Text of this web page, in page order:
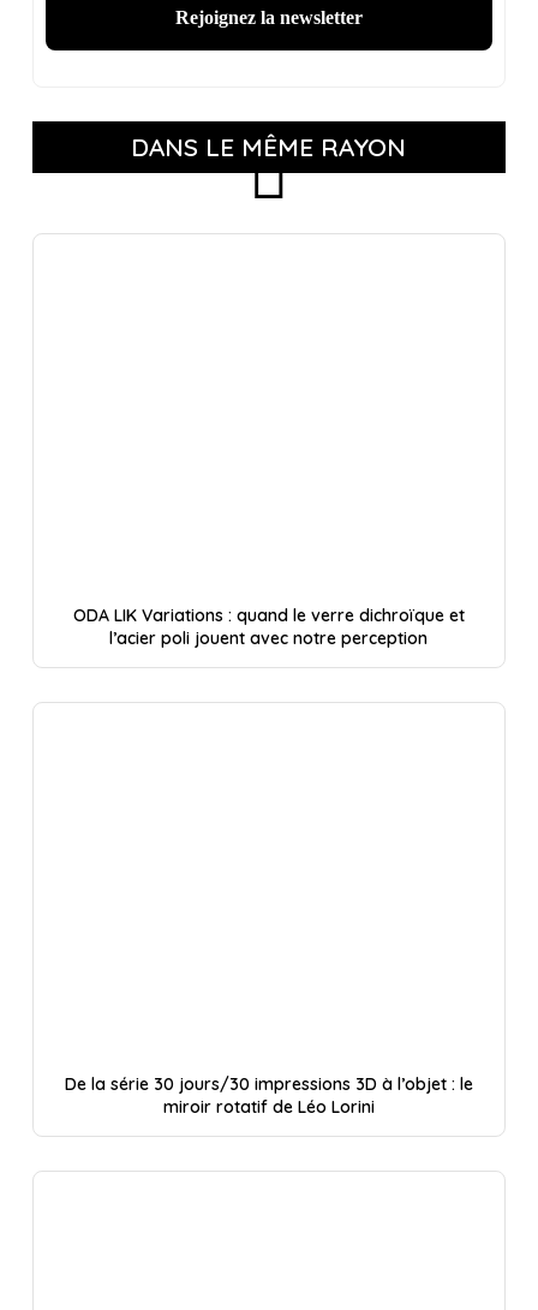
DANS LE MÊME RAYON
ODA LIK Variations : quand le verre dichroïque et
l’acier poli jouent avec notre perception
De la série 30 jours/30 impressions 3D à l’objet : le
miroir rotatif de Léo Lorini